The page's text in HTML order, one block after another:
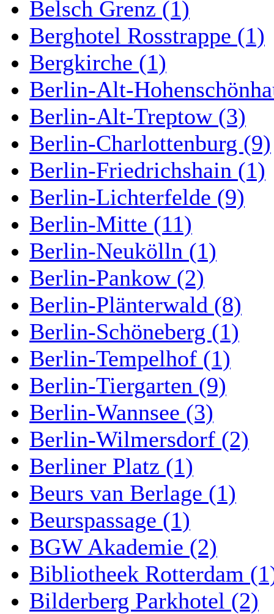
Belsch Grenz (1)
Berghotel Rosstrappe (1)
Bergkirche (1)
Berlin-Alt-
Berlin-Alt-Treptow (3)
Berlin-Charlottenburg (9)
Berlin-Friedrichshain (1)
Berlin-Lichterfelde (9)
Berlin-Mitte (11)
Berlin-Neukölln (1)
Berlin-Pankow (2)
Berlin-Plänterwald (8)
Berlin-Schöneberg (1)
Berlin-Tempelhof (1)
Berlin-Tiergarten (9)
Berlin-Wannsee (3)
Berlin-Wilmersdorf (2)
Berliner Platz (1)
Beurs van Berlage (1)
Beurspassage (1)
BGW Akademie (2)
Bibliotheek Rotterdam
Bilderberg Parkhotel (2)